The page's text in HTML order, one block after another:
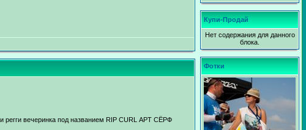
регги вечеринка под названием RIP СURL АРТ СЁРФ
Купи-Продай
Нет содержания для данного
блока.
Фотки